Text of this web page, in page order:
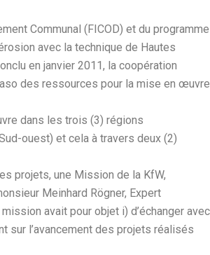
Communal (FICOD) et du programme
avec la technique de Hautes
en janvier 2011, la coopération
des ressources pour la mise en œuvre
dans les trois (3) régions
ouest) et cela à travers deux (2)
projets, une Mission de la KfW,
Meinhard Rögner, Expert
avait pour objet i) d’échanger avec
sur l’avancement des projets réalisés